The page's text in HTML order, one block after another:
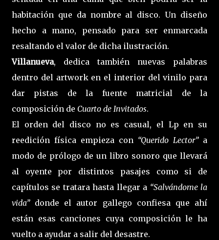
habitación que da nombre al disco. Un diseño
hecho a mano, pensado para ser enmarcada
resaltando el valor de dicha ilustración.
Villanueva, dedica también nuevas palabras
dentro del artwork en el interior del vinilo para
dar pistas de la fuente matricial de la
composición de Cuarto de Invitados.
El orden del disco no es casual, el Lp en su
reedición física empieza con “Querido Lector”a
modo de prólogo de un libro sonoro que llevará
al oyente por distintos pasajes como si de
capítulos se tratara hasta llegar a “Salvándome la
vida” donde el autor gallego confiesa que ahí
están esas canciones cuya composición le ha
vuelto a ayudar a salir del desastre.